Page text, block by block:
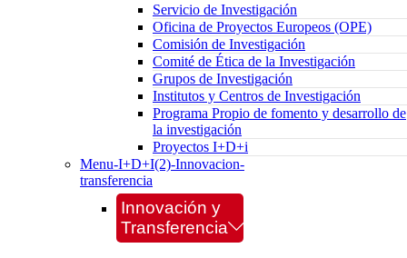
Servicio de Investigación
Oficina de Proyectos Europeos (OPE)
Comisión de Investigación
Comité de Ética de la Investigación
Grupos de Investigación
Institutos y Centros de Investigación
Programa Propio de fomento y desarrollo de
la investigación
Proyectos I+D+i
Menu-I+D+I(2)-Innovacion-
transferencia
Innovación y
Transferencia